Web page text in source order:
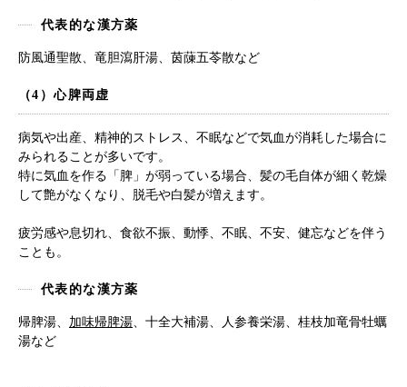
代表的な漢方薬
防風通聖散、竜胆瀉肝湯、茵蔯五苓散など
（4）心脾両虚
病気や出産、精神的ストレス、不眠などで気血が消耗した場合に
みられることが多いです。
特に気血を作る「脾」が弱っている場合、髪の毛自体が細く乾燥
して艶がなくなり、脱毛や白髪が増えます。
疲労感や息切れ、食欲不振、動悸、不眠、不安、健忘などを伴う
ことも。
代表的な漢方薬
帰脾湯、 加味帰脾湯、十全大補湯、人参養栄湯、桂枝加竜骨牡蠣
湯など